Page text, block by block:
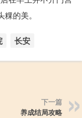
的美。
长安
下一篇
养成结局攻略